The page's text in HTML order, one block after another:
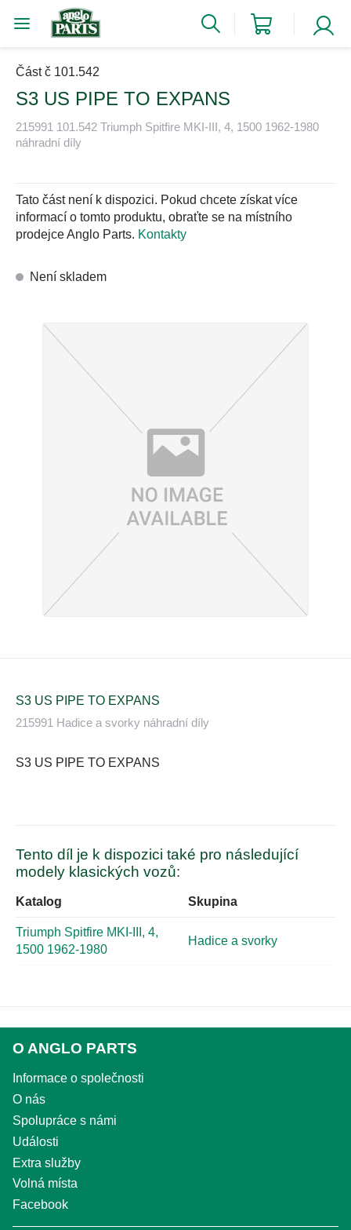
Část č 101.542
S3 US PIPE TO EXPANS
215991 101.542 Triumph Spitfire MKI-III, 4, 1500 1962-1980
náhradní díly
Tato část není k dispozici. Pokud chcete získat více
informací o tomto produktu, obraťte se na místního
prodejce Anglo Parts. Kontakty
Není skladem
S3 US PIPE TO EXPANS
215991 Hadice a svorky náhradní díly
S3 US PIPE TO EXPANS
Tento díl je k dispozici také pro následující
modely klasických vozů:
Katalog Skupina
Triumph Spitfire MKI-III, 4,
1500 1962-1980
Hadice a svorky
O ANGLO PARTS
Informace o společnosti
O nás
Spolupráce s námi
Události
Extra služby
Volná místa
Facebook